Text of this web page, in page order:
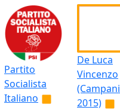
Partito
Socialista
Italiano
De Luca
Vincenzo
2015)